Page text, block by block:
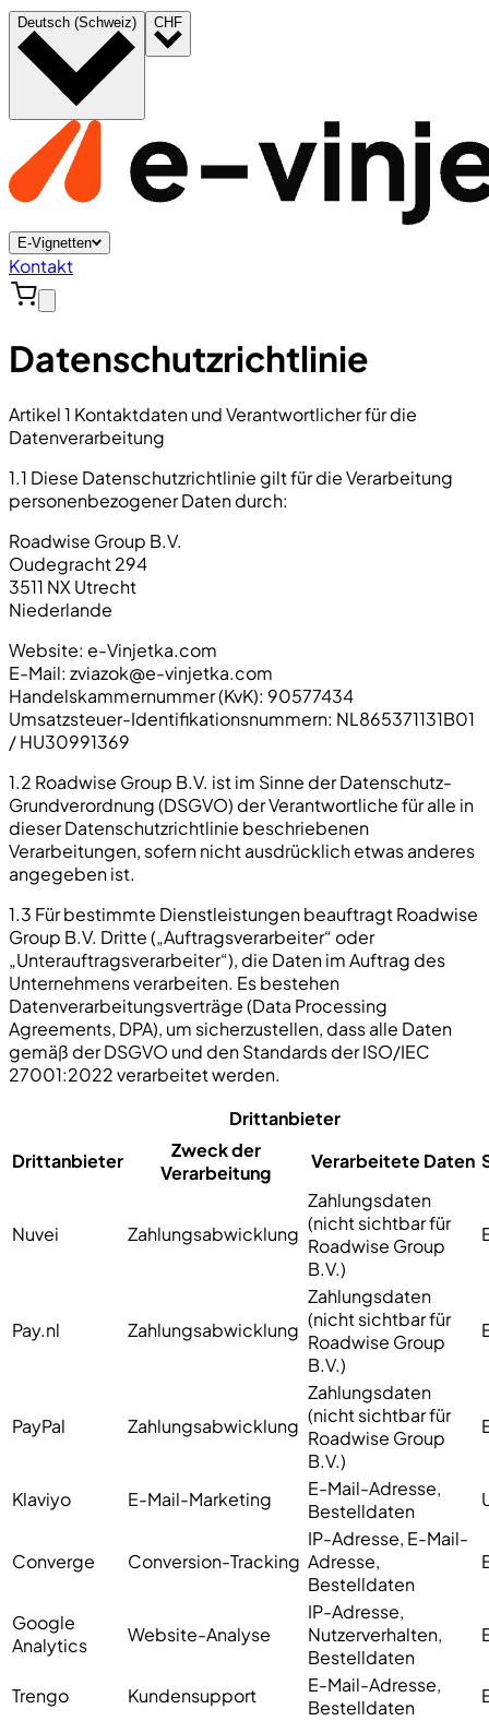
Deutsch (Schweiz) CHF
E-Vignetten
Kontakt
Datenschutzrichtlinie
Artikel 1 Kontaktdaten und Verantwortlicher für die
Datenverarbeitung
1.1 Diese Datenschutzrichtlinie gilt für die Verarbeitung
personenbezogener Daten durch:
Roadwise Group B.V.
Oudegracht 294
3511 NX Utrecht
Niederlande
Website: e-Vinjetka.com
E-Mail: zviazok@e-vinjetka.com
Handelskammernummer (KvK): 90577434
Umsatzsteuer-Identifikationsnummern: NL865371131B01
/ HU30991369
1.2 Roadwise Group B.V. ist im Sinne der Datenschutz-
Grundverordnung (DSGVO) der Verantwortliche für alle in
dieser Datenschutzrichtlinie beschriebenen
Verarbeitungen, sofern nicht ausdrücklich etwas anderes
angegeben ist.
1.3 Für bestimmte Dienstleistungen beauftragt Roadwise
Group B.V. Dritte („Auftragsverarbeiter“ oder
„Unterauftragsverarbeiter“), die Daten im Auftrag des
Unternehmens verarbeiten. Es bestehen
Datenverarbeitungsverträge (Data Processing
Agreements, DPA), um sicherzustellen, dass alle Daten
gemäß der DSGVO und den Standards der ISO/IEC
27001:2022 verarbeitet werden.
Drittanbieter
Drittanbieter
Zweck der
Verarbeitung
Verarbeitete Daten
Nuvei Zahlungsabwicklung
Zahlungsdaten
(nicht sichtbar für
Roadwise Group
B.V.)
Pay.nl Zahlungsabwicklung
Zahlungsdaten
(nicht sichtbar für
Roadwise Group
B.V.)
PayPal Zahlungsabwicklung
Zahlungsdaten
(nicht sichtbar für
Roadwise Group
B.V.)
Klaviyo E-Mail-Marketing
E-Mail-Adresse,
Bestelldaten
Converge Conversion-Tracking
IP-Adresse, E-Mail-
Adresse,
Bestelldaten
Google
Analytics
Website-Analyse
IP-Adresse,
Nutzerverhalten,
Bestelldaten
Trengo Kundensupport
E-Mail-Adresse,
Bestelldaten